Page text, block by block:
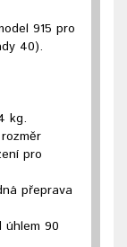
915 pro
40).
kg.
pro
přeprava
úhlem 90